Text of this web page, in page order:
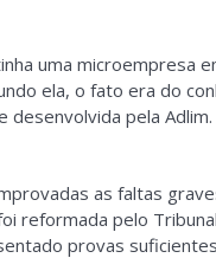
uma microempresa
ela, o fato era do
desenvolvida pela Adlim.
as faltas
reformada pelo
provas